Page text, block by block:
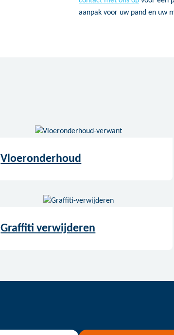
aanpak voor uw pand en uw
Vloeronderhoud
Graffiti verwijderen